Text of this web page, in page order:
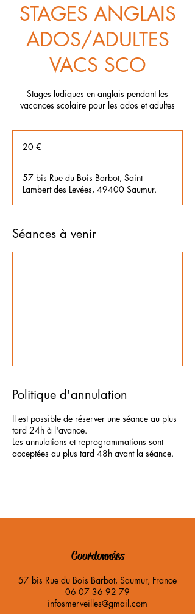
STAGES ANGLAIS
ADOS/ADULTES
VACS SCO
Stages ludiques en anglais pendant les
vacances scolaire pour les ados et adultes
20 €
57 bis Rue du Bois Barbot, Saint
Lambert des Levées, 49400 Saumur.
Séances à venir
Politique d'annulation
Il est possible de réserver une séance au plus
tard 24h à l'avance.
Les annulations et reprogrammations sont
Coordonnées
57 bis Rue du Bois Barbot, Saumur, France
06 07 36 92 79
infosmerveilles@gmail.com